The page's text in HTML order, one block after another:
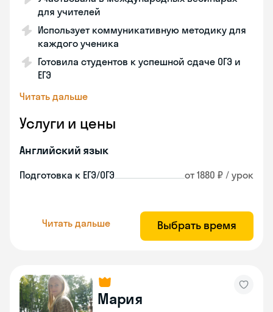
для учителей
Использует коммуникативную методику для
каждого ученика
Готовила студентов к успешной сдаче ОГЭ и
ЕГЭ
Читать дальше
Услуги и цены
Английский язык
Подготовка к ЕГЭ/ОГЭ от 1880 ₽ / урок
Читать дальше Выбрать время
Мария